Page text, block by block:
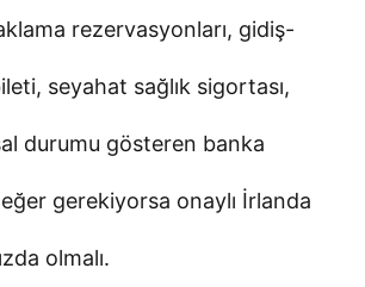
rezervasyonları, gidiş-
seyahat sağlık sigortası,
durumu gösteren banka
gerekiyorsa onaylı İrlanda
olmalı.